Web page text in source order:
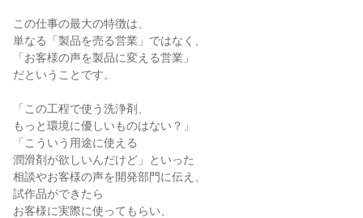
この仕事の最大の特徴は、
単なる「製品を売る営業」ではなく、
「お客様の声を製品に変える営業」
だということです。
「この工程で使う洗浄剤、
もっと環境に優しいものはない？」
「こういう用途に使える
潤滑剤が欲しいんだけど」といった
相談やお客様の声を開発部門に伝え、
試作品ができたら
お客様に実際に使ってもらい、